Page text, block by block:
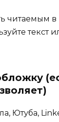
читаемым
текст
Ютуба,